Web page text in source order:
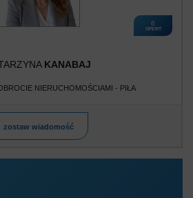
6
OFERT
KANABAJ
NIERUCHOMOŚCIAMI - PIŁA
zostaw wiadomość